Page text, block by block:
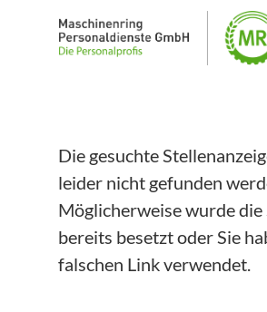
Die gesuchte
leider nicht gefunden
Möglicherweise wurde die
bereits besetzt oder Sie
falschen Link verwendet.